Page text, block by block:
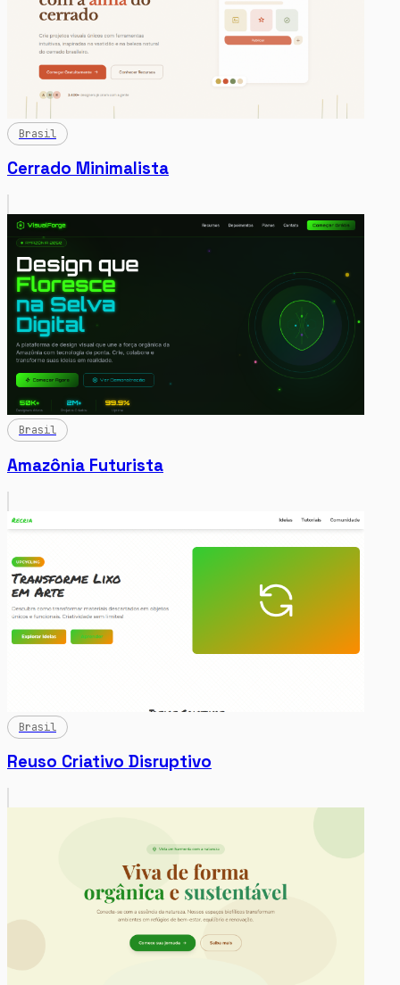
Brasil
Cerrado Minimalista
Brasil
Amazônia Futurista
Brasil
Reuso Criativo Disruptivo